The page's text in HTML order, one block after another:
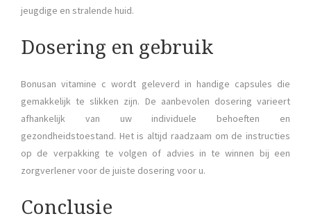
jeugdige en stralende huid.
Dosering en gebruik
Bonusan vitamine c wordt geleverd in handige capsules die
gemakkelijk te slikken zijn. De aanbevolen dosering varieert
afhankelijk van uw individuele behoeften en
gezondheidstoestand. Het is altijd raadzaam om de instructies
op de verpakking te volgen of advies in te winnen bij een
zorgverlener voor de juiste dosering voor u.
Conclusie